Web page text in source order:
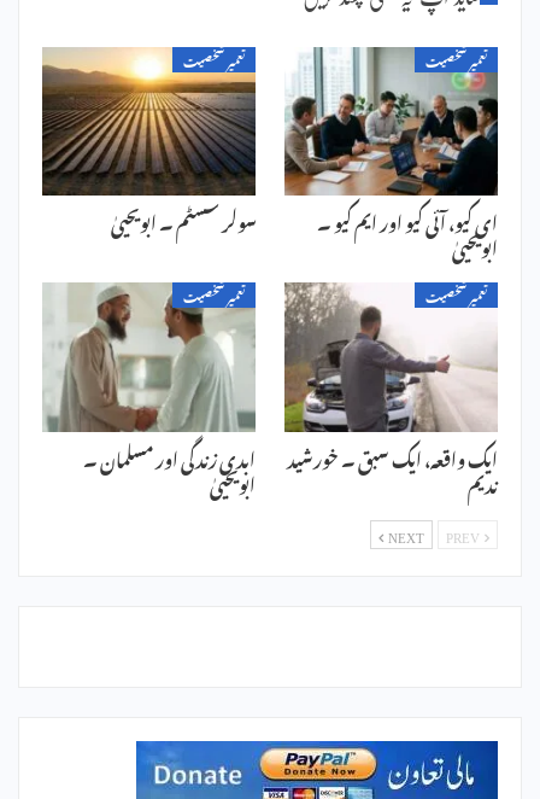
تعمیر شخصیت
ای کیو، آئی کیو اور ایم کیو ۔
ابویحییٰ
تعمیر شخصیت
سولر سسٹم ۔ ابویحییٰ
تعمیر شخصیت
ایک واقعہ، ایک سبق ۔ خورشید
ندیم
تعمیر شخصیت
ابدی زندگی اور مسلمان ۔
ابویحییٰ
NEXT